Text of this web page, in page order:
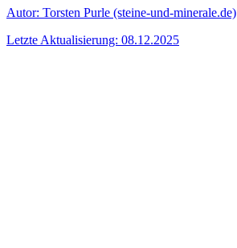
Autor: Torsten Purle (steine-und-minerale.de)
Letzte Aktualisierung: 08.12.2025